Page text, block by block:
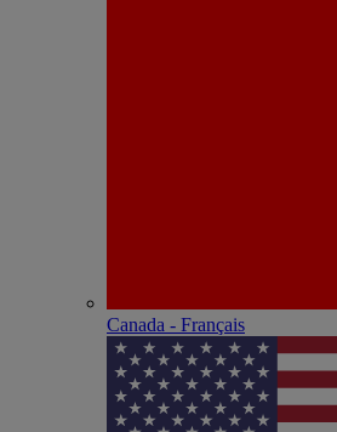
Canada - Français